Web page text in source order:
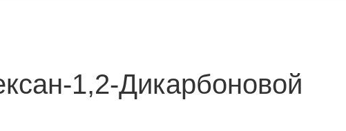
1,2-Дикарбоновой